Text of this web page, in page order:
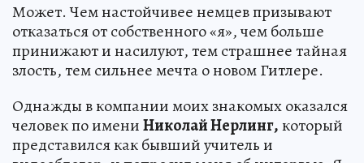
Может. Чем настойчивее немцев призывают
отказаться от собственного «я», чем больше
принижают и насилуют, тем страшнее тайная
злость, тем сильнее мечта о новом Гитлере.
Однажды в компании моих знакомых оказался
человек по имениНиколай Нерлинг,который
представился как бывший учитель и